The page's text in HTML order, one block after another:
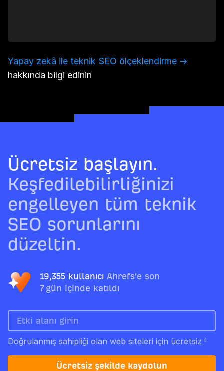
Yapay zekâ ile teknik SEO ölçeklendirme →
hakkında bilgi edinin
Ücretsiz başlayın.
Keşfedilebilirliğinizi
engelleyen tüm teknik
SEO sorunlarını
düzeltin.
19,355 kullanıcı Ahrefs'e son
7 gün içinde katıldı
Doğrulanmış sahipliği olan web siteleri için ücretsiz
Ücretsiz şekilde kaydolun